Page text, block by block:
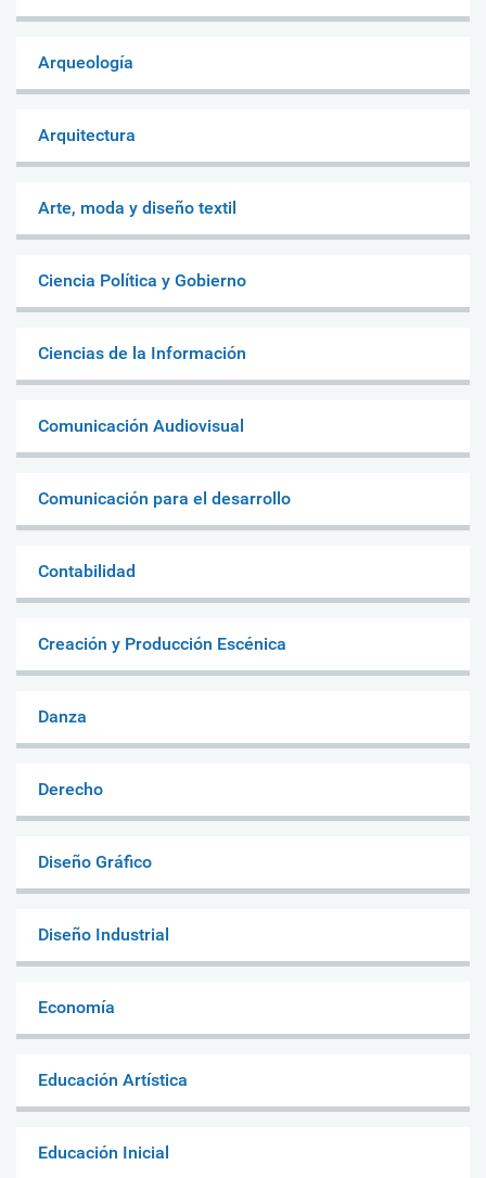
Arqueología
Arquitectura
Arte, moda y diseño textil
Ciencia Política y Gobierno
Ciencias de la Información
Comunicación Audiovisual
Comunicación para el desarrollo
Contabilidad
Creación y Producción Escénica
Danza
Derecho
Diseño Gráfico
Diseño Industrial
Economía
Educación Artística
Educación Inicial